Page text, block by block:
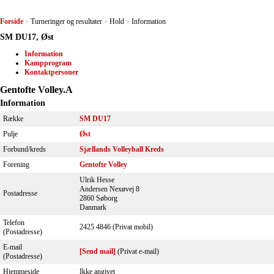
Forside > Turneringer og resultater > Hold > Information
SM DU17, Øst
Information
Kampprogram
Kontaktpersoner
Gentofte Volley.A
Information
Række
SM DU17
Pulje
Øst
Forbund/kreds
Sjællands Volleyball Kreds
Forening
Gentofte Volley
Postadresse
Ulrik Hesse
Andersen Nexøvej 8
2860 Søborg
Danmark
Telefon
(Postadresse)
2425 4846 (Privat mobil)
E-mail
(Postadresse)
[Send mail] (Privat e-mail)
Hjemmeside
Ikke angivet